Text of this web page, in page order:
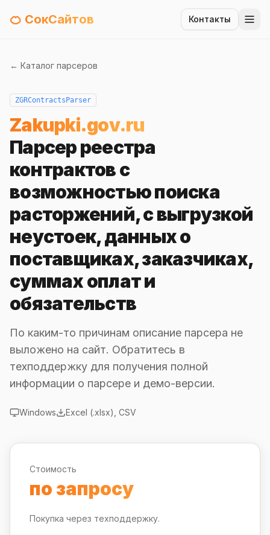
🍊 СокСайтов Контакты
← Каталог парсеров
ZGRContractsParser
Zakupki.gov.ru
Парсер реестра
контрактов с
возможностью поиска
расторжений, с выгрузкой
неустоек, данных о
поставщиках, заказчиках,
суммах оплат и
обязательств
По каким-то причинам описание парсера не
выложено на сайт. Обратитесь в
техподдержку для получения полной
информации о парсере и демо-версии.
Windows Excel (.xlsx), CSV
Стоимость
по запросу
Покупка через техподдержку.